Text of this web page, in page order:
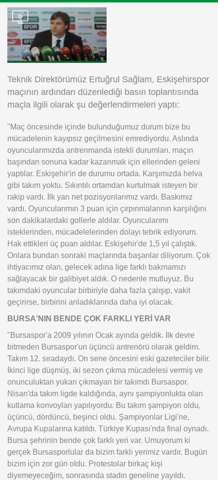
Instagram
Android
Teknik Direktörümüz Ertuğrul Sağlam, Eskişehirspor
maçının ardından düzenlediği basın toplantısında
maçla ilgili olarak şu değerlendirmeleri yaptı:
"Maç öncesinde içinde bulunduğumuz durum bize bu
mücadelenin kayıpsız geçilmesini emrediyordu. Aslında
oyuncularımızda antrenmanda istekli durumları, maçın
başından sonuna kadar kazanmak için ellerinden geleni
yaptılar. Eskişehir'in de durumu ortada. Karşımızda helva
gibi takım yoktu. Sıkıntılı ortamdan kurtulmak isteyen bir
rakip vardı. İlk yarı net pozisyonlarımız vardı. Baskımız
vardı. Oyuncularımın 3 puan için çırpınmalarının karşılığını
son dakikalardaki gollerle aldılar. Oyuncularımı
isteklerinden, mücadelelerinden dolayı tebrik ediyorum.
Hak ettikleri üç puan aldılar. Eskişehir'de 1,5 yıl çalıştık.
Onlara bundan sonraki maçlarında başarılar diliyorum. Çok
ihtiyacımız olan, gelecek adına lige farklı bakmamızı
sağlayacak bir galibiyet aldık. O nedenle mutluyuz. Bu
takımdaki oyuncular birbiriyle daha fazla çalışıp, vakit
geçirirse, birbirini anladıklarında daha iyi olacak.
BURSA'NIN BENDE ÇOK FARKLI YERİ VAR
"Bursaspor'a 2009 yılının Ocak ayında geldik. İlk devre
bitmeden Bursaspor'un üçüncü antrenörü olarak geldim.
Takım 12. sıradaydı. On sene öncesini eski gazeteciler bilir.
İkinci lige düşmüş, iki sezon çıkma mücadelesi vermiş ve
onunculuktan yukarı çıkmayan bir takımdı Bursaspor.
Nisan'da takım ligde kaldığında, aynı şampiyonlukta olan
kutlama konvoyları yapılıyordu. Bu takım şampiyon oldu,
üçüncü, dördüncü, beşinci oldu. Şampiyonlar Ligi'ne,
Avrupa Kupalarına katıldı. Türkiye Kupası'nda final oynadı.
Bursa şehrinin bende çok farklı yeri var. Umuyorum ki
gerçek Bursasporlular da bizim farklı yerimiz vardır. Bugün
bizim için zor gün oldu. Protestolar birkaç kişi
diyemeyeceğim, sonrasında stadın geneline yayıldı.